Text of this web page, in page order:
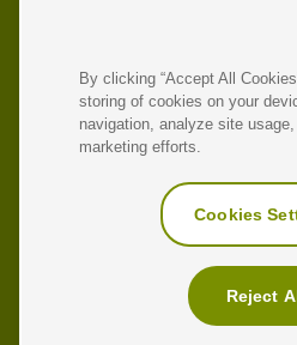
La compañía opera en siete
destinados a impulsar la
transición energética y la
ENLACES DE
Sitio
Enagás
By clicking “Accept All
storing of cookies on your
navigation, analyze site
marketing efforts.
Cookies
Reject